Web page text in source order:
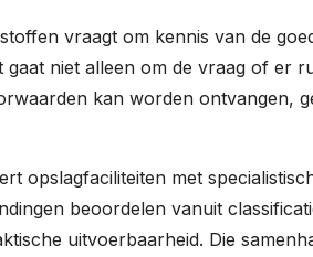
vraagt om kennis van de
niet alleen om de vraag of er
kan worden ontvangen,
opslagfaciliteiten met
beoordelen vanuit
uitvoerbaarheid. Die